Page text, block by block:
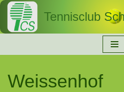
Zum
Tennisclub
Weissenhof